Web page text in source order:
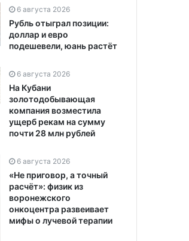
6 августа 2026
Рубль отыграл позиции:
доллар и евро
подешевели, юань растёт
6 августа 2026
На Кубани
золотодобывающая
компания возместила
ущерб рекам на сумму
почти 28 млн рублей
6 августа 2026
«Не приговор, а точный
расчёт»: физик из
воронежского
онкоцентра развеивает
мифы о лучевой терапии